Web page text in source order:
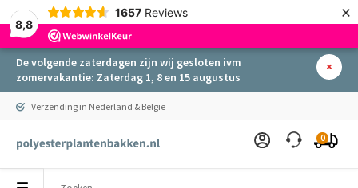
8,8
1657 Reviews ×
De volgende zaterdagen zijn wij gesloten ivm
zomervakantie: Zaterdag 1, 8 en 15 augustus
Verzending in Nederland & België
0